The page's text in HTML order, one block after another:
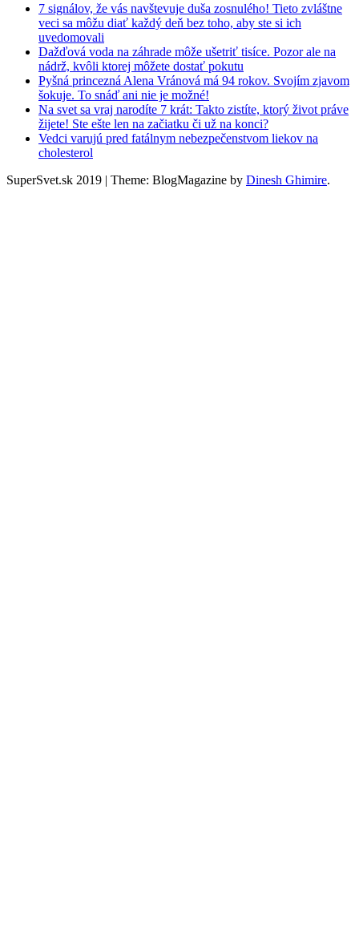
7 signálov, že vás navštevuje duša zosnulého! Tieto zvláštne
veci sa môžu diať každý deň bez toho, aby ste si ich
uvedomovali
Dažďová voda na záhrade môže ušetriť tisíce. Pozor ale na
nádrž, kvôli ktorej môžete dostať pokutu
Pyšná princezná Alena Vránová má 94 rokov. Svojím zjavom
šokuje. To snáď ani nie je možné!
Na svet sa vraj narodíte 7 krát: Takto zistíte, ktorý život práve
žijete! Ste ešte len na začiatku či už na konci?
Vedci varujú pred fatálnym nebezpečenstvom liekov na
cholesterol
SuperSvet.sk 2019 | Theme: BlogMagazine by Dinesh Ghimire.